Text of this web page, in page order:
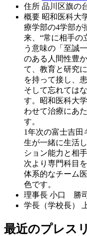
住所 品川区旗の
概要 昭和医科大
療学部の4学部が
来、“常に相手の
う意味の「至誠
のある人間性豊
て、教育と研究
を持って接し、
そして忘れては
す。昭和医科大
わせて治療にあ
す。
1年次の富士吉田
生が一緒に生活
ション能力と相
次より専門科目
体系的なチーム
色です。
理事長 小口 勝
学長（学校長）
最近のプレス